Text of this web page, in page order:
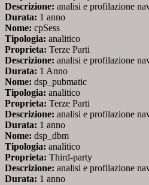
Descrizione: analisi e profilazione
Durata: 1 anno
Nome: cpSess
Tipologia: analitico
Proprieta: Terze Parti
Descrizione: analisi e profilazione
Durata: 1 Anno
Nome: dsp_pubmatic
Tipologia: analitico
Proprieta: Terze Parti
Descrizione: analisi e profilazione
Durata: 1 anno
Nome: dsp_dbm
Tipologia: analitico
Proprieta: Third-party
Descrizione: analisi e profilazione
Durata: 1 anno